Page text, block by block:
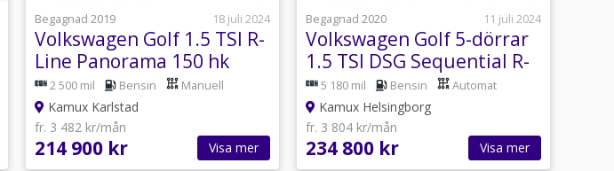
Begagnad 2019
18 juli 2024
Volkswagen Golf 1.5 TSI R-
Line Panorama 150 hk
2 500 mil Bensin Manuell
Kamux Karlstad
fr. 3 482 kr/mån
214 900 kr Visa mer
Begagnad 2020
11 juli 2024
Volkswagen Golf 5-dörrar
1.5 TSI DSG Sequential R-
Line Pluspaket 150hk
5 180 mil Bensin Automat
Kamux Helsingborg
fr. 3 804 kr/mån
234 800 kr Visa mer